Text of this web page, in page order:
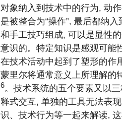
对象纳入到技术中的行为, 动
是被整合为“操作”, 最后都纳
和手工技巧组成, 可以是显性
意识的。特定知识是感观可能
在技术活动中起到了塑形的作
蒙里尔将通常意义上所理解的
6。技术系统的五个要素又以
释式交互, 单独的工具无法表
识、技术行为等一起来解读,